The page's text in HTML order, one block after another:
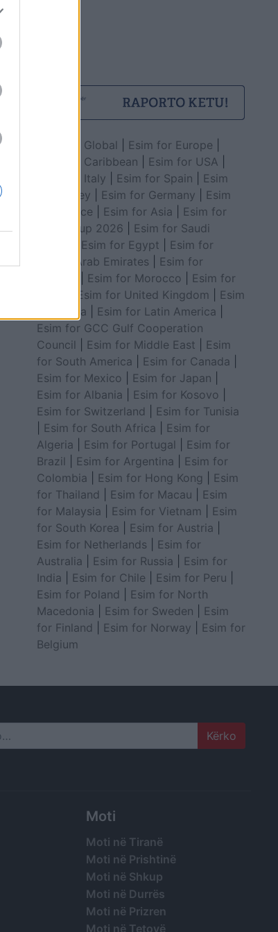
Esim for Global Esim for Europe
Esim for Caribbean
Esim for USA
Esim for Italy
Esim for Spain
Esim
for Turkey
Esim for Germany
Esim
for Greece
Esim for Asia
Esim for
World Cup 2026
Esim for Saudi
Esim for Egypt
Esim for
United Arab Emirates
Esim for
Esim for Morocco
Esim for
Esim for United Kingdom
Esim
for Africa
Esim for Latin America
Esim for GCC Gulf Cooperation
Council
Esim for Middle East
Esim
for South America
Esim for Canada
Esim for Mexico
Esim for Japan
Esim for Albania
Esim for Kosovo
Esim for Switzerland
Esim for Tunisia
Esim for South Africa
Esim for
Algeria
Esim for Portugal
Esim for
Brazil
Esim for Argentina
Esim for
Colombia
Esim for Hong Kong
Esim
for Thailand
Esim for Macau
Esim
for Malaysia
Esim for Vietnam
Esim
for South Korea
Esim for Austria
Esim for Netherlands
Esim for
Australia
Esim for Russia
Esim for
India
Esim for Chile Esim for Peru
Esim for Poland
Esim for North
Macedonia
Esim for Sweden
Esim
for Finland
Esim for Norway
Esim for
Belgium
Moti
Moti në Tiranë
Moti në Prishtinë
Moti në Shkup
Moti në Durrës
Moti në Prizren
Moti në Tetovë